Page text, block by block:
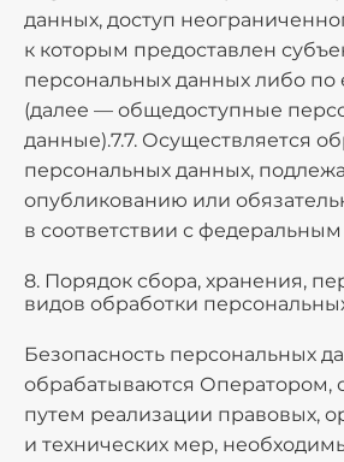
данных, доступ
к которым предоставлен
персональных данных либо по
(далее — общедоступные
данные).7.7. Осуществляется
персональных данных,
опубликованию или
в соответствии с
8. Порядок сбора, хранения,
видов обработки
Безопасность персональных
обрабатываются Оператором,
путем реализации правовых,
и технических мер,